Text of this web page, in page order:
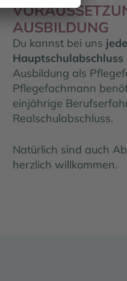
AUSBILDUNG
Du kannst bei uns
Hauptschulabschluss
Ausbildung als
Pflegefachmann
einjährige
Realschulabschluss.
Natürlich sind auch
herzlich willkommen.